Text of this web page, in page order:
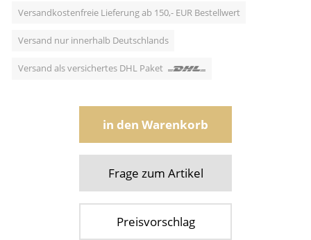
Versandkostenfreie Lieferung ab 150,- EUR Bestellwert
Versand nur innerhalb Deutschlands
Versand als versichertes DHL Paket
in den Warenkorb
Frage zum Artikel
Preisvorschlag